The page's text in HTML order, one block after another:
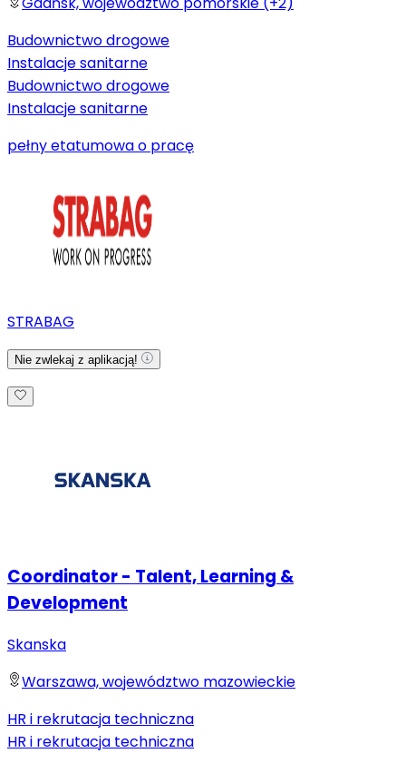
Budownictwo drogowe
Instalacje sanitarne
Budownictwo drogowe
Instalacje sanitarne
pełny etatumowa o pracę
STRABAG
Nie zwlekaj z aplikacją!
Coordinator - Talent, Learning &
Development
Skanska
Warszawa, województwo mazowieckie
HR i rekrutacja techniczna
HR i rekrutacja techniczna